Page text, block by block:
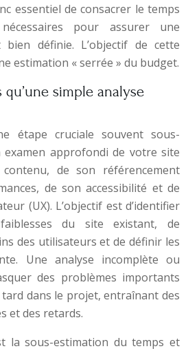
essentiel de consacrer le temps
pour assurer une
définie. L’objectif de cette
estimation « serrée » du budget.
qu’une simple analyse
étape cruciale souvent sous-
examen approfondi de votre site
de son référencement
de son accessibilité et de
(UX). L’objectif est d’identifier
du site existant, de
des utilisateurs et de définir les
Une analyse incomplète ou
des problèmes importants
dans le projet, entraînant des
et des retards.
la sous-estimation du temps et